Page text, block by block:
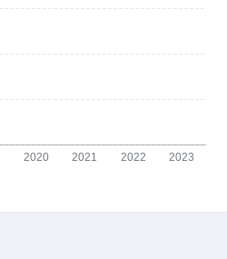
2020 2021 2022 2023